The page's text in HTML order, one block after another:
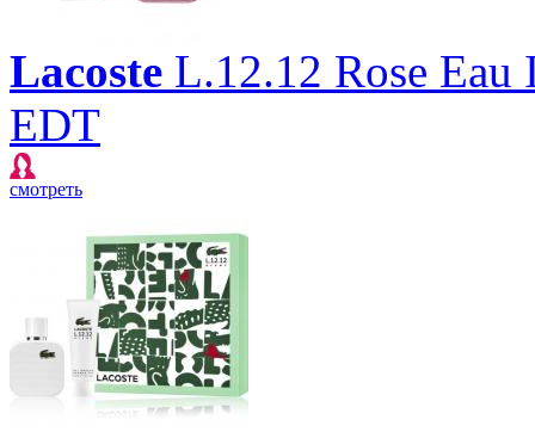
Lacoste L.12.12 Rose Eau
EDT
смотреть